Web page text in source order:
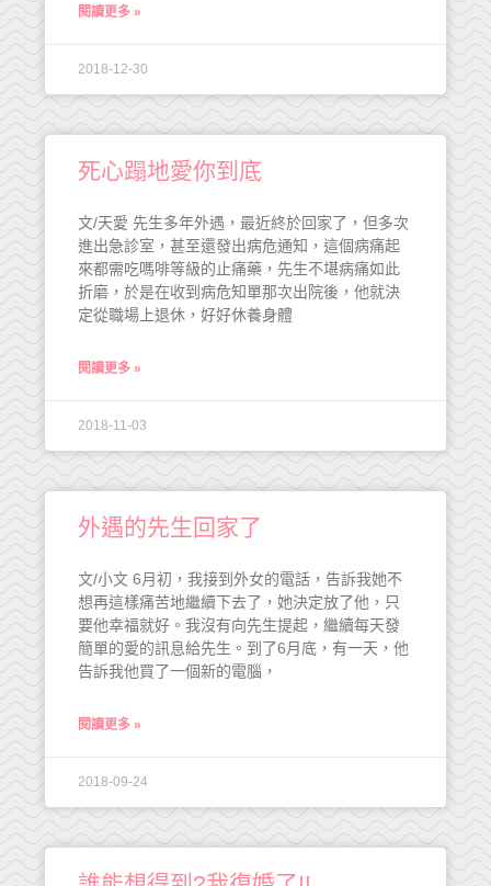
閱讀更多 »
2018-12-30
死心蹋地愛你到底
文/天愛 先生多年外遇，最近終於回家了，但多次
進出急診室，甚至還發出病危通知，這個病痛起
來都需吃嗎啡等級的止痛藥，先生不堪病痛如此
折磨，於是在收到病危知單那次出院後，他就決
定從職場上退休，好好休養身體
閱讀更多 »
2018-11-03
外遇的先生回家了
文/小文 6月初，我接到外女的電話，告訴我她不
想再這樣痛苦地繼續下去了，她決定放了他，只
要他幸福就好。我沒有向先生提起，繼續每天發
簡單的愛的訊息給先生。到了6月底，有一天，他
告訴我他買了一個新的電腦，
閱讀更多 »
2018-09-24